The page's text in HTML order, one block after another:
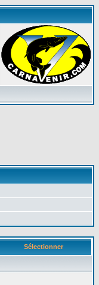
Sélectionner